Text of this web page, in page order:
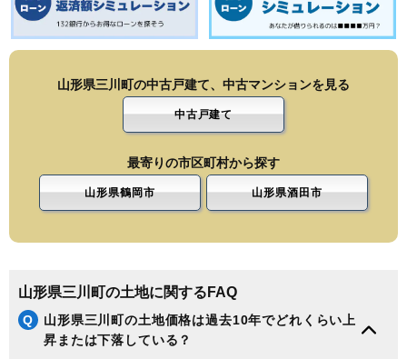
山形県三川町の中古戸建て、中古マンションを見る
中古戸建て
最寄りの市区町村から探す
山形県鶴岡市 山形県酒田市
山形県三川町の土地に関するFAQ
Q
山形県三川町の土地価格は過去10年でどれくらい上
昇または下落している？